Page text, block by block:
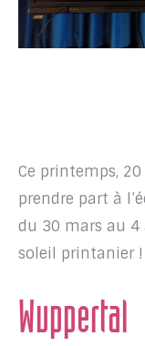
Ce printemps,
prendre part à
du 30 mars au 4
soleil printanier !
Wuppertal